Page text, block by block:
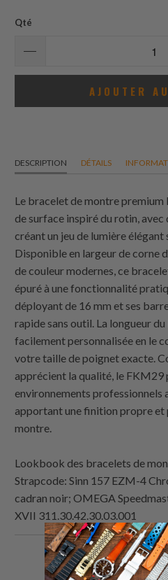
Qté
AJOUTER
DESCRIPTION DÉTAILS
Le bracelet de montre
de surface inspiré du rotin,
créant un jeu de lumière
Disponible en largeur de corne
de couleur modernes, ce
épuré à une fonctionnalité
déployant de 16 mm et ses
rapide sans outil. La longueur
facilement personnalisée en le
votre taille de poignet exacte.
apprécient la qualité, le FKM29
environnements professionnels
apportant une finition propre et
montre.
Lookbook des bracelets de
Strapcode: Sinn 157 EZM-4
cadran noir; OMEGA
XVII 311.30.42.30.03.001
Partagez